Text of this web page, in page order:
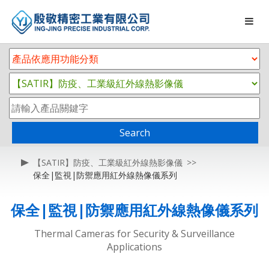
Search
【SATIR】防疫、工業級紅外線熱影像儀
保全|監視|防禦應用紅外線熱像儀系列
保全|監視|防禦應用紅外線熱像儀系列
Thermal Cameras for Security & Surveillance
Applications